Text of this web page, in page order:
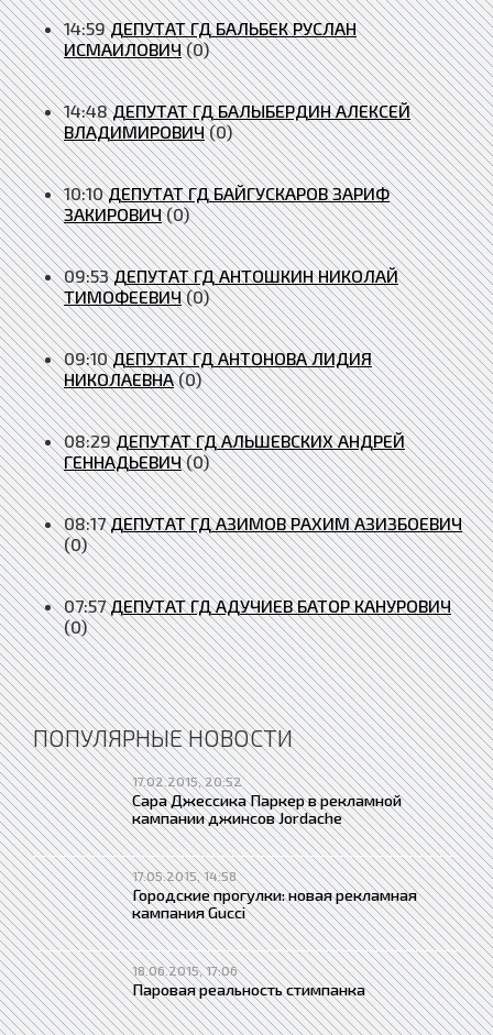
14:59 ДЕПУТАТ ГД БАЛЬБЕК РУСЛАН
ИСМАИЛОВИЧ (0)
14:48 ДЕПУТАТ ГД БАЛЫБЕРДИН АЛЕКСЕЙ
ВЛАДИМИРОВИЧ (0)
10:10 ДЕПУТАТ ГД БАЙГУСКАРОВ ЗАРИФ
ЗАКИРОВИЧ (0)
09:53 ДЕПУТАТ ГД АНТОШКИН НИКОЛАЙ
ТИМОФЕЕВИЧ (0)
09:10 ДЕПУТАТ ГД АНТОНОВА ЛИДИЯ
НИКОЛАЕВНА (0)
08:29 ДЕПУТАТ ГД АЛЬШЕВСКИХ АНДРЕЙ
ГЕННАДЬЕВИЧ (0)
08:17 ДЕПУТАТ ГД АЗИМОВ РАХИМ АЗИЗБОЕВИЧ
(0)
07:57 ДЕПУТАТ ГД АДУЧИЕВ БАТОР КАНУРОВИЧ
(0)
ПОПУЛЯРНЫЕ НОВОСТИ
17.02.2015, 20:52
Сара Джессика Паркер в рекламной
кампании джинсов Jordache
17.05.2015, 14:58
Городские прогулки: новая рекламная
кампания Gucci
18.06.2015, 17:06
Паровая реальность стимпанка